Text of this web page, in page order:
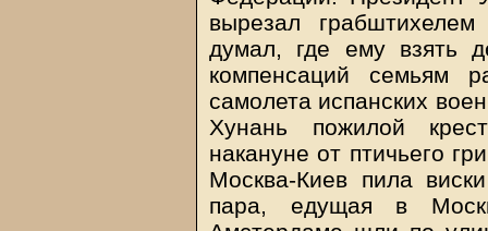
вырезал
думал, где ему взять
компенсаций семьям
самолета испанских
Хунань пожилой
накануне от птичьего
Москва-Киев пила
пара, едущая в